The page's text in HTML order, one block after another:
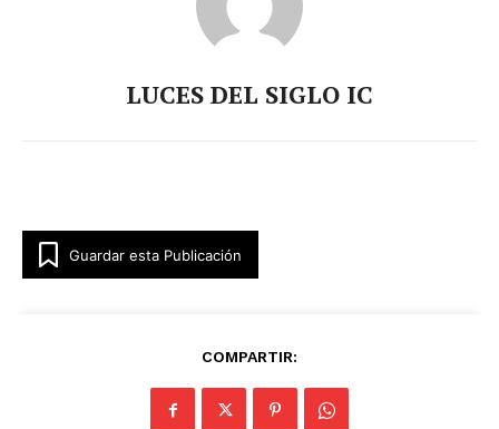
LUCES DEL SIGLO IC
Guardar esta Publicación
COMPARTIR: